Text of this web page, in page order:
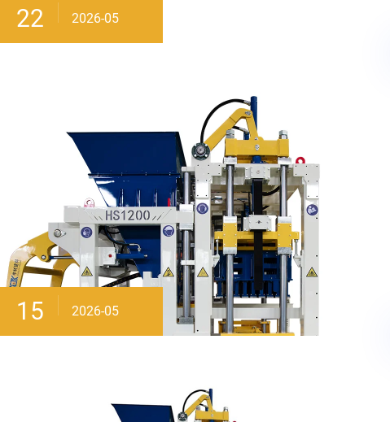
22 2026-05
15 2026-05